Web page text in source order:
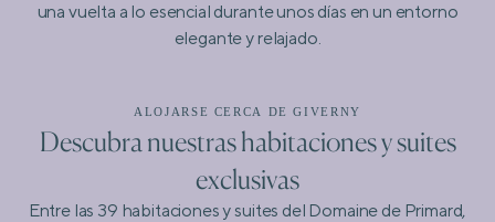
una vuelta a lo esencial durante unos días en un entorno
elegante y relajado.
ALOJARSE CERCA DE GIVERNY
Descubra nuestras habitaciones y suites
exclusivas
Entre las 39 habitaciones y suites del Domaine de Primard,